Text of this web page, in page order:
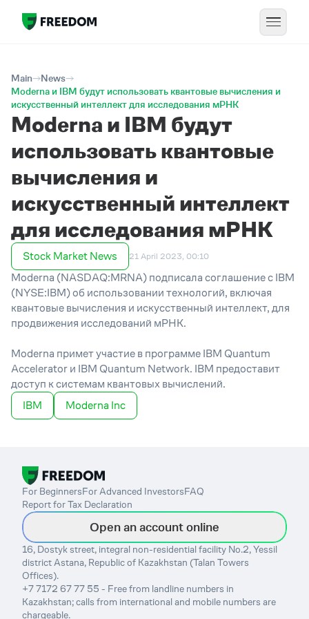
Main
News
Moderna и IBM будут использовать квантовые вычисления и
искусственный интеллект для исследования мРНК
Moderna и IBM будут
использовать квантовые
вычисления и
искусственный интеллект
для исследования мРНК
Stock Market News 21 April 2023, 00:10
Moderna (NASDAQ:MRNA) подписала соглашение с IBM
(NYSE:IBM) об использовании технологий, включая
квантовые вычисления и искусственный интеллект, для
продвижения исследований мРНК.
Moderna примет участие в программе IBM Quantum
Accelerator и IBM Quantum Network. IBM предоставит
доступ к системам квантовых вычислений.
IBM
Moderna Inc
For BeginnersFor Advanced InvestorsFAQ
Report for Tax Declaration
Open an account online
16, Dostyk street, integral non-residential facility No.2, Yessil
district Astana, Republic of Kazakhstan (Talan Towers
Offices).
+7 7172 67 77 55 - Free from landline numbers in
Kazakhstan; calls from international and mobile numbers are
chargeable.